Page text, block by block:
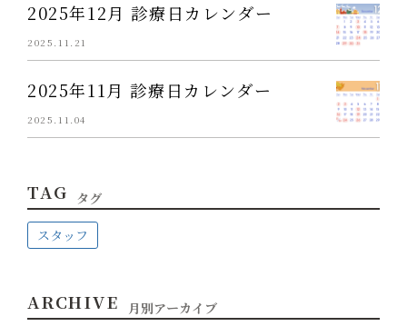
2025年12月 診療日カレンダー
2025.11.21
2025年11月 診療日カレンダー
2025.11.04
TAG タグ
スタッフ
ARCHIVE 月別アーカイブ